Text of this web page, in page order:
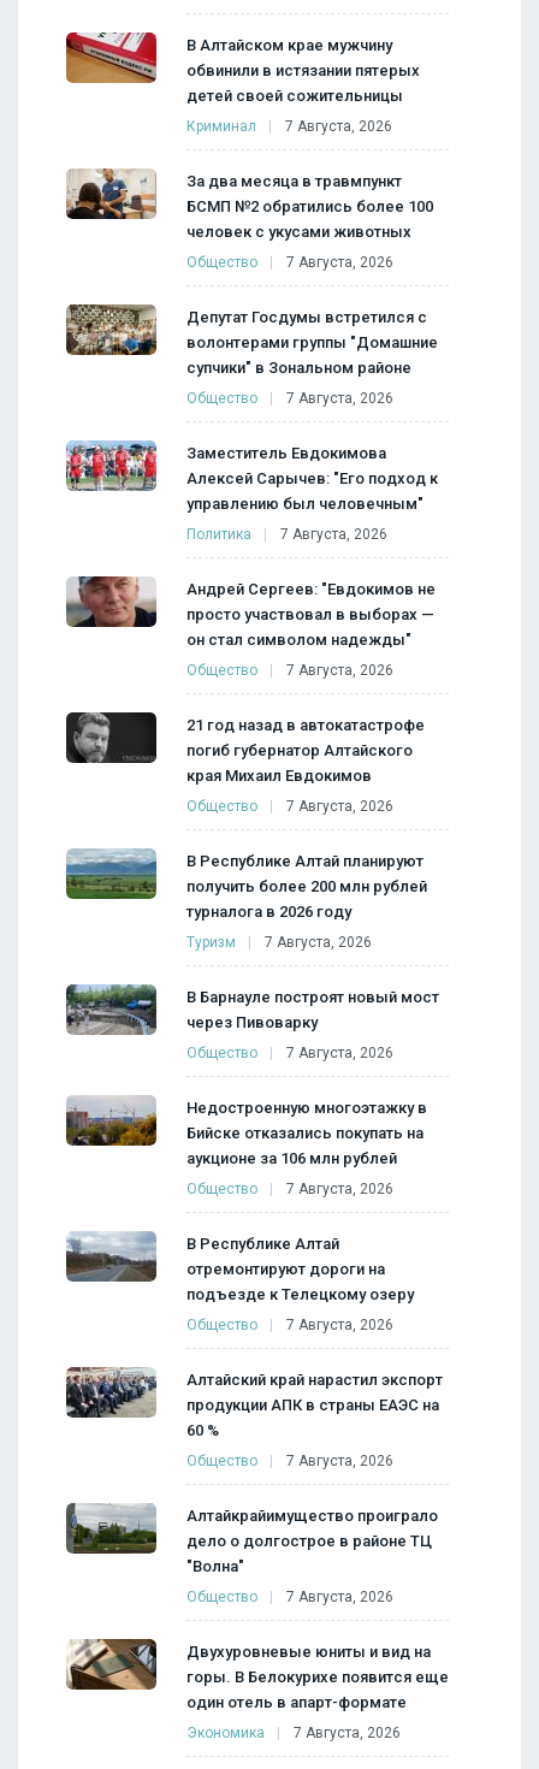
В Алтайском крае мужчину
обвинили в истязании пятерых
детей своей сожительницы
Криминал 7 Августа, 2026
За два месяца в травмпункт
БСМП №2 обратились более 100
человек с укусами животных
Общество 7 Августа, 2026
Депутат Госдумы встретился с
волонтерами группы "Домашние
супчики" в Зональном районе
Общество 7 Августа, 2026
Заместитель Евдокимова
Алексей Сарычев: "Его подход к
управлению был человечным"
Политика 7 Августа, 2026
Андрей Сергеев: "Евдокимов не
просто участвовал в выборах —
он стал символом надежды"
Общество 7 Августа, 2026
21 год назад в автокатастрофе
погиб губернатор Алтайского
края Михаил Евдокимов
Общество 7 Августа, 2026
В Республике Алтай планируют
получить более 200 млн рублей
турналога в 2026 году
Туризм 7 Августа, 2026
В Барнауле построят новый мост
через Пивоварку
Общество 7 Августа, 2026
Недостроенную многоэтажку в
Бийске отказались покупать на
аукционе за 106 млн рублей
Общество 7 Августа, 2026
В Республике Алтай
отремонтируют дороги на
подъезде к Телецкому озеру
Общество 7 Августа, 2026
Алтайский край нарастил экспорт
продукции АПК в страны ЕАЭС на
60 %
Общество 7 Августа, 2026
Алтайкрайимущество проиграло
дело о долгострое в районе ТЦ
"Волна"
Общество 7 Августа, 2026
Двухуровневые юниты и вид на
горы. В Белокурихе появится еще
один отель в апарт-формате
Экономика 7 Августа, 2026